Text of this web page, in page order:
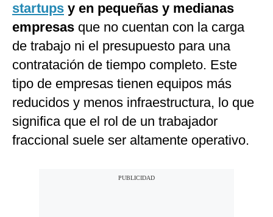
startups y en pequeñas y medianas
empresas que no cuentan con la carga
de trabajo ni el presupuesto para una
contratación de tiempo completo. Este
tipo de empresas tienen equipos más
reducidos y menos infraestructura, lo que
significa que el rol de un trabajador
fraccional suele ser altamente operativo.